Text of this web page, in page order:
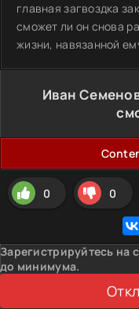
главная загвоздка
сможет ли он снова
жизни, навязанной
Иван
0 0
Зарегистрируйтесь на
до минимума.